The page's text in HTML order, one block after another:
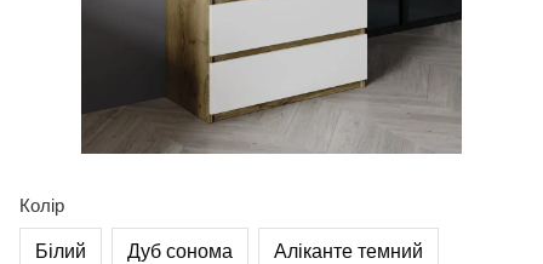
Колір
Білий Дуб сонома Аліканте темний